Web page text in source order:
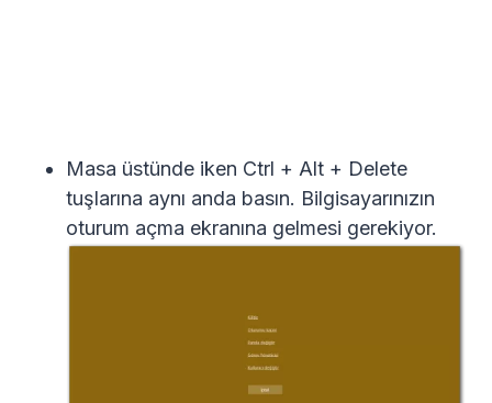
Masa üstünde iken Ctrl + Alt + Delete
tuşlarına aynı anda basın. Bilgisayarınızın
oturum açma ekranına gelmesi gerekiyor.